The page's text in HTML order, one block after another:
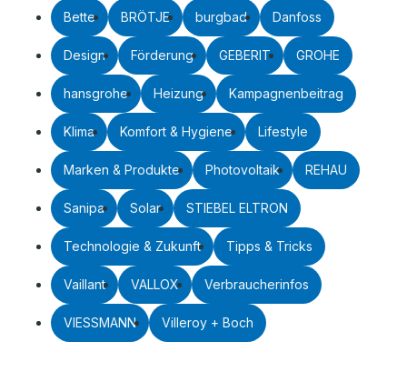
Bette BRÖTJE burgbad Danfoss
Design Förderung GEBERIT GROHE
hansgrohe Heizung Kampagnenbeitrag
Klima Komfort & Hygiene Lifestyle
Marken & Produkte Photovoltaik REHAU
Sanipa Solar STIEBEL ELTRON
Technologie & Zukunft Tipps & Tricks
Vaillant VALLOX Verbraucherinfos
VIESSMANN Villeroy + Boch